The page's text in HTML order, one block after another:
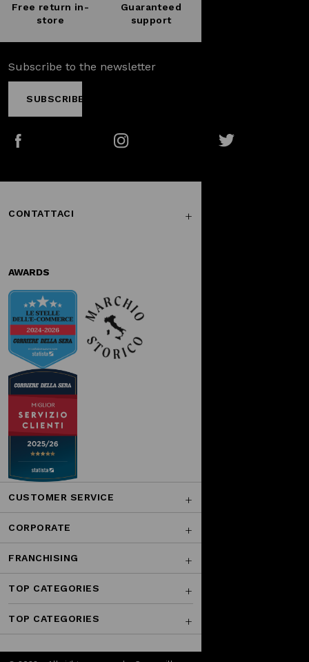
Free return in-
store
Guaranteed
support
Subscribe to the newsletter
SUBSCRIBE
CONTATTACI
AWARDS
CUSTOMER SERVICE
CORPORATE
FRANCHISING
TOP CATEGORIES
TOP CATEGORIES